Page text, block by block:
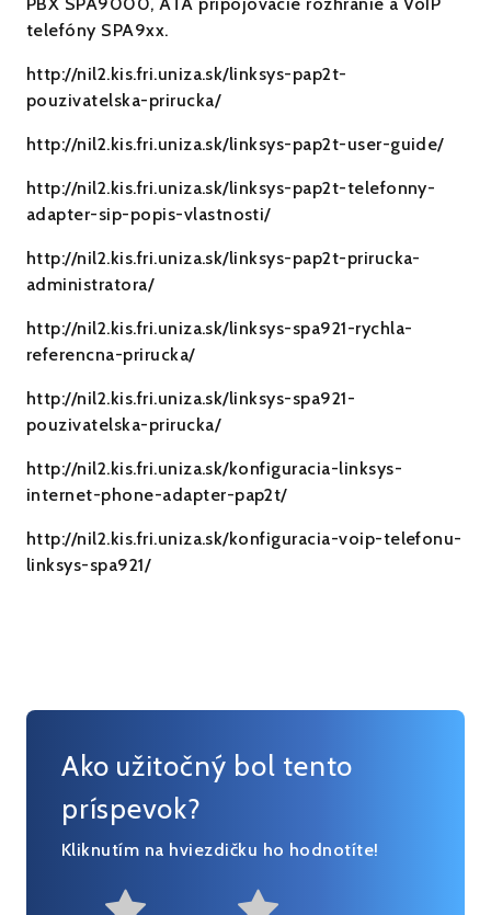
telefóny SPA9xx.
http://nil2.kis.fri.uniza.sk/linksys-pap2t-
pouzivatelska-prirucka/
http://nil2.kis.fri.uniza.sk/linksys-pap2t-user-guide/
http://nil2.kis.fri.uniza.sk/linksys-pap2t-telefonny-
adapter-sip-popis-vlastnosti/
http://nil2.kis.fri.uniza.sk/linksys-pap2t-prirucka-
administratora/
http://nil2.kis.fri.uniza.sk/linksys-spa921-rychla-
referencna-prirucka/
http://nil2.kis.fri.uniza.sk/linksys-spa921-
pouzivatelska-prirucka/
http://nil2.kis.fri.uniza.sk/konfiguracia-linksys-
internet-phone-adapter-pap2t/
http://nil2.kis.fri.uniza.sk/konfiguracia-voip-telefonu-
linksys-spa921/
Ako užitočný bol tento
príspevok?
Kliknutím na hviezdičku ho hodnotíte!